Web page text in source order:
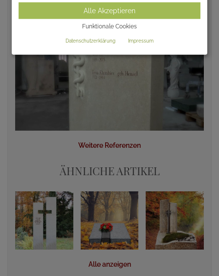
Weitere Referenzen
ÄHNLICHE ARTIKEL
Alle anzeigen
Alle Akzeptieren
Funktionale Cookies
Datenschutzerklärung Impressum